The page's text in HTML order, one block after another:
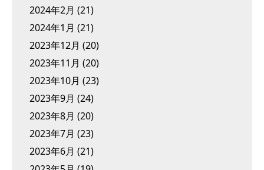
2024年2月 (21)
2024年1月 (21)
2023年12月 (20)
2023年11月 (20)
2023年10月 (23)
2023年9月 (24)
2023年8月 (20)
2023年7月 (23)
2023年6月 (21)